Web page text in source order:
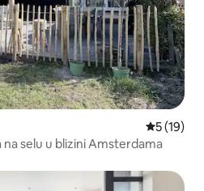
Prosječna
5 (19)
selu u blizini Amsterdama